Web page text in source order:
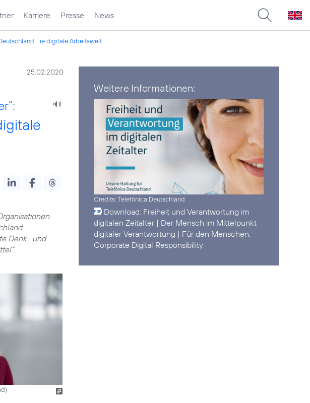
Karriere Presse News
...ie digitale Arbeitswelt
25.02.2020
Denk- und
)
Weitere Informationen:
Credits: Telefónica Deutschland
Download: Freiheit und Verantwortung im
digitalen Zeitalter | Der Mensch im Mittelpunkt
digitaler Verantwortung | Für den Menschen:
Corporate Digital Responsibility